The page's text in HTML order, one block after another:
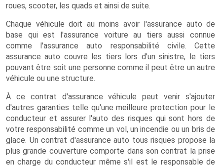
roues, scooter, les quads et ainsi de suite.
Chaque véhicule doit au moins avoir l'assurance auto de
base qui est l'assurance voiture au tiers aussi connue
comme l'assurance auto responsabilité civile. Cette
assurance auto couvre les tiers lors d'un sinistre, le tiers
pouvant être soit une personne comme il peut être un autre
véhicule ou une structure.
À ce contrat d'assurance véhicule peut venir s'ajouter
d'autres garanties telle qu'une meilleure protection pour le
conducteur et assurer l'auto des risques qui sont hors de
votre responsabilité comme un vol, un incendie ou un bris de
glace. Un contrat d'assurance auto tous risques propose la
plus grande couverture comporte dans son contrat la prise
en charge du conducteur même s'il est le responsable de